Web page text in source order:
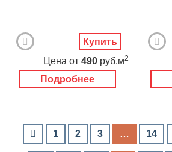
Подробнее
Цена от 490 руб.м2
Купить
1 2 3 … 14